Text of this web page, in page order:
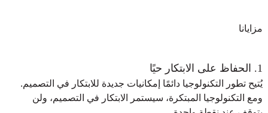
مزايانا
1. الحفاظ على الابتكار حيًا
يُتيح تطور التكنولوجيا دائمًا إمكانيات جديدة للابتكار في التصميم.
ومع التكنولوجيا المبتكرة، سيستمر الابتكار في التصميم، ولن